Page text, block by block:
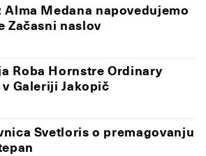
Alma Medana napovedujemo
Začasni naslov
Roba Hornstre Ordinary
Galeriji Jakopič
Svetloris o premagovanju